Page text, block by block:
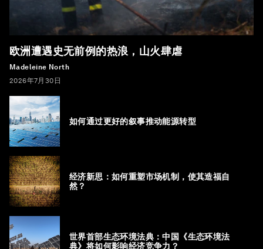
欧洲遭遇史无前例的热浪，山火肆虐
Madeleine North
2026年7月30日
如何通过更好的叙事推动能源转型
经济新思：如何重塑市场机制，使其造福自
然？
世界首部生态环境法典：中国《生态环境法
典》将如何影响经济竞争力？